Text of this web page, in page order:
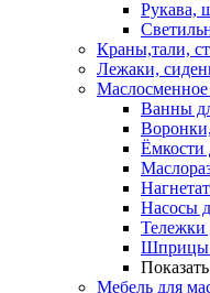
Рукава,
Краны,тали,
Лежаки,
Маслосменное
Ванны
Ёмкости
Насосы
Тележки
Шприцы
Мебель для